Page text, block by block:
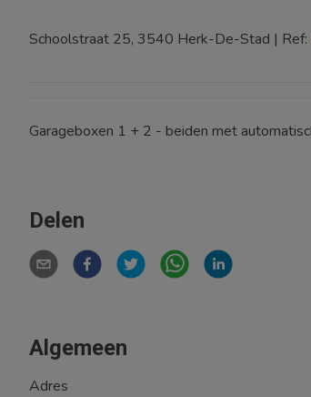
Schoolstraat 25, 3540 Herk-De-Stad | Ref:
Garageboxen 1 + 2 - beiden met
Delen
Algemeen
Adres